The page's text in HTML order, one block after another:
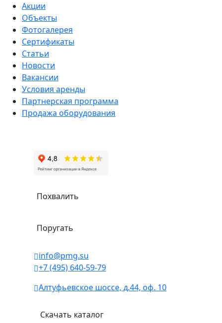
Акции
Объекты
Фотогалерея
Сертификаты
Статьи
Новости
Вакансии
Условия аренды
Партнерская программа
Продажа оборудования
Похвалить
Поругать
info@pmg.su
+7 (495) 640-59-79
Алтуфьевское шоссе, д.44, оф. 10
Скачать каталог